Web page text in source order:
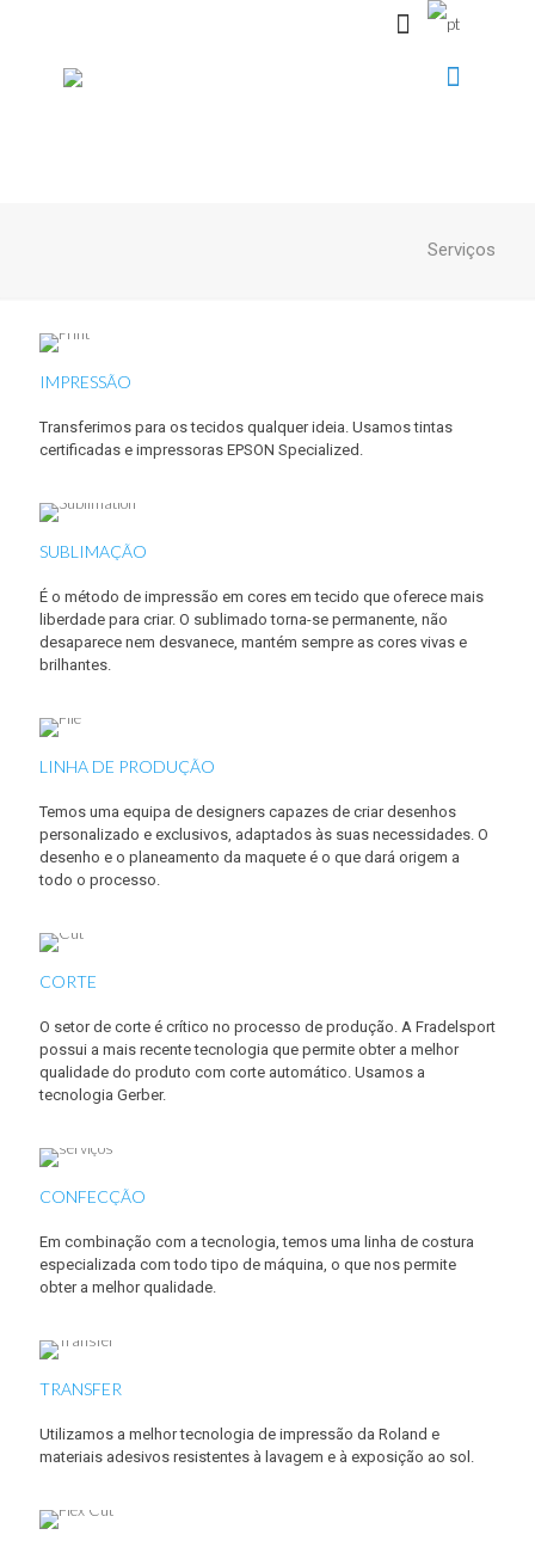
Serviços
IMPRESSÃO
Transferimos para os tecidos qualquer ideia. Usamos tintas
certificadas e impressoras EPSON Specialized.
SUBLIMAÇÃO
É o método de impressão em cores em tecido que oferece mais
liberdade para criar. O sublimado torna-se permanente, não
desaparece nem desvanece, mantém sempre as cores vivas e
brilhantes.
LINHA DE PRODUÇÃO
Temos uma equipa de designers capazes de criar desenhos
personalizado e exclusivos, adaptados às suas necessidades. O
desenho e o planeamento da maquete é o que dará origem a
todo o processo.
CORTE
O setor de corte é crítico no processo de produção. A Fradelsport
possui a mais recente tecnologia que permite obter a melhor
qualidade do produto com corte automático. Usamos a
tecnologia Gerber.
CONFECÇÃO
Em combinação com a tecnologia, temos uma linha de costura
especializada com todo tipo de máquina, o que nos permite
obter a melhor qualidade.
TRANSFER
Utilizamos a melhor tecnologia de impressão da Roland e
materiais adesivos resistentes à lavagem e à exposição ao sol.